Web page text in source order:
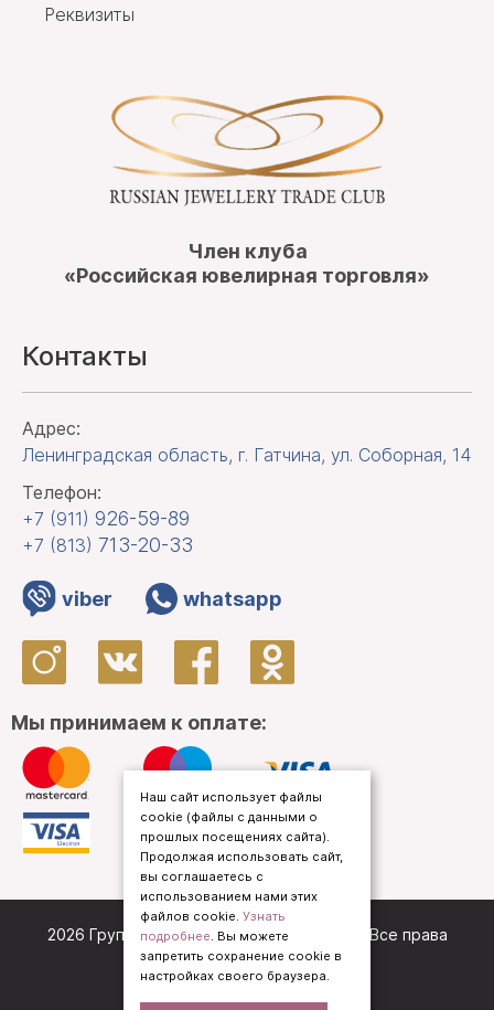
Реквизиты
Член клуба
«Российская ювелирная торговля»
Контакты
Адрес:
Ленинградская область, г. Гатчина, ул. Соборная, 14
Телефон:
+7 (911) 926-59-89
+7 (813) 713-20-33
viber whatsapp
Мы принимаем к оплате:
2026 Группа компаний «Кредо Приорат
». Все права
защищены.
Наш сайт использует файлы
cookie (файлы с данными о
прошлых посещениях сайта).
Продолжая использовать сайт,
вы соглашаетесь с
использованием нами этих
файлов cookie. Узнать
подробнее. Вы можете
запретить сохранение cookie в
настройках своего браузера.